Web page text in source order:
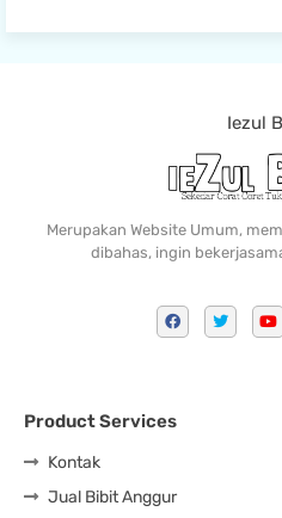
Iezul
Merupakan Website Umum,
dibahas, ingin
Product Services
Kontak
Jual Bibit Anggur